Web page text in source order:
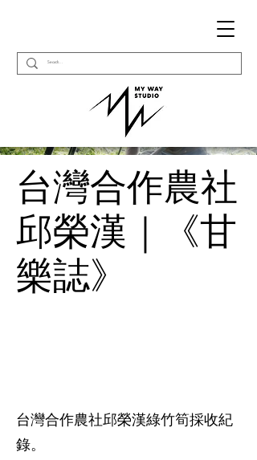
台灣合作農社
邱榮漢｜《甘
樂誌》
台灣合作農社邱榮漢綠竹筍採收紀
錄。